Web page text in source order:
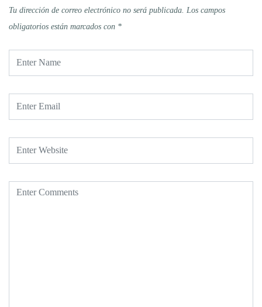
Tu dirección de correo electrónico no será publicada. Los campos
obligatorios están marcados con *